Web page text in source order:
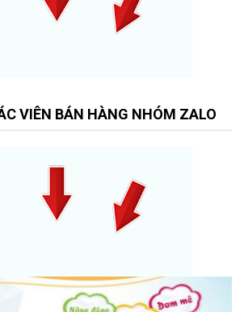
VIÊN BÁN HÀNG NHÓM ZALO